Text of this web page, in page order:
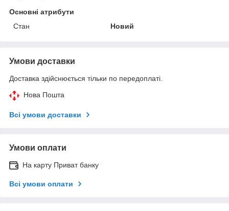
Основні атрибути
Стан
Новий
Умови доставки
Доставка здійснюється тільки по передоплаті.
Нова Пошта
Всі умови доставки
Умови оплати
На карту Приват банку
Всі умови оплати